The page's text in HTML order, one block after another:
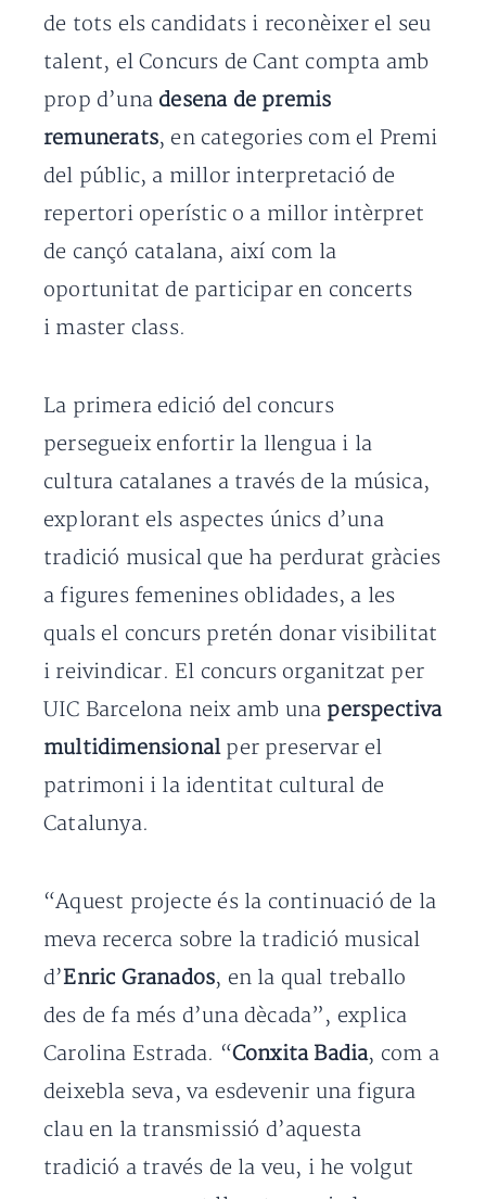
de tots els candidats i reconèixer el seu
talent, el Concurs de Cant compta amb
prop d’una desena de premis
remunerats, en categories com el Premi
del públic, a millor interpretació de
repertori operístic o a millor intèrpret
de cançó catalana, així com la
oportunitat de participar en concerts
i master class.
La primera edició del concurs
persegueix enfortir la llengua i la
cultura catalanes a través de la música,
explorant els aspectes únics d’una
tradició musical que ha perdurat gràcies
a figures femenines oblidades, a les
quals el concurs pretén donar visibilitat
i reivindicar. El concurs organitzat per
UIC Barcelona neix amb una perspectiva
multidimensionalper preservar el
patrimoni i la identitat cultural de
Catalunya.
“Aquest projecte és la continuació de la
meva recerca sobre la tradició musical
d’Enric Granados, en la qual treballo
des de fa més d’una dècada”, explica
Carolina Estrada. “Conxita Badia, com a
deixebla seva, va esdevenir una figura
clau en la transmissió d’aquesta
tradició a través de la veu, i he volgut